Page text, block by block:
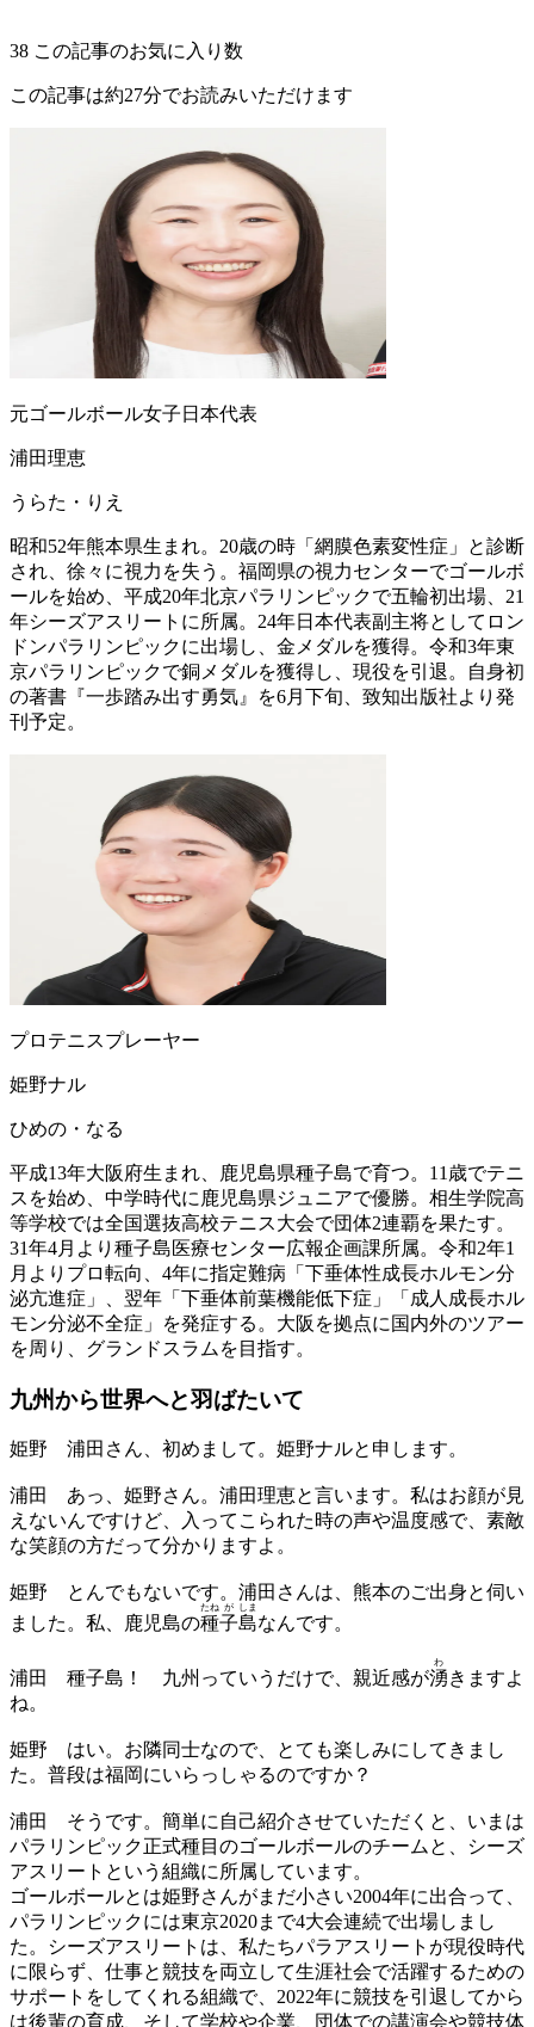
38 この記事のお気に入り数
この記事は約27分でお読みいただけます
元ゴールボール女子日本代表
浦田理恵
うらた・りえ
昭和52年熊本県生まれ。20歳の時「網膜色素変性症」と診断
され、徐々に視力を失う。福岡県の視力センターでゴールボ
ールを始め、平成20年北京パラリンピックで五輪初出場、21
年シーズアスリートに所属。24年日本代表副主将としてロン
ドンパラリンピックに出場し、金メダルを獲得。令和3年東
京パラリンピックで銅メダルを獲得し、現役を引退。自身初
の著書『一歩踏み出す勇気』を6月下旬、致知出版社より発
刊予定。
プロテニスプレーヤー
姫野ナル
ひめの・なる
平成13年大阪府生まれ、鹿児島県種子島で育つ。11歳でテニ
スを始め、中学時代に鹿児島県ジュニアで優勝。相生学院高
等学校では全国選抜高校テニス大会で団体2連覇を果たす。
31年4月より種子島医療センター広報企画課所属。令和2年1
月よりプロ転向、4年に指定難病「下垂体性成長ホルモン分
泌亢進症」、翌年「下垂体前葉機能低下症」「成人成長ホル
モン分泌不全症」を発症する。大阪を拠点に国内外のツアー
を周り、グランドスラムを目指す。
九州から世界へと羽ばたいて
姫野 浦田さん、初めまして。姫野ナルと申します。
浦田
あっ、姫野さん。浦田理恵と言います。私はお顔が見
えないんですけど、入ってこられた時の声や温度感で、素敵
な笑顔の方だって分かりますよ。
姫野 とんでもないです。浦田さんは、熊本のご出身と伺い
ました。私、鹿児島の種
たね
子
が
島
しま
なんです。
浦田 種子島！ 九州っていうだけで、親近感が湧
わ
きますよ
ね。
姫野 はい。お隣同士なので、とても楽しみにしてきまし
た。普段は福岡にいらっしゃるのですか？
浦田
そうです。簡単に自己紹介させていただくと、いまは
パラリンピック正式種目のゴールボールのチームと、シーズ
アスリートという組織に所属しています。
ゴールボールとは姫野さんがまだ小さい2004年に出合って、
パラリンピックには東京2020まで4大会連続で出場しまし
た。シーズアスリートは、私たちパラアスリートが現役時代
に限らず、仕事と競技を両立して生涯社会で活躍するための
サポートをしてくれる組織で、2022年に競技を引退してから
は後輩の育成、そして学校や企業、団体での講演会や競技体